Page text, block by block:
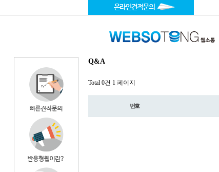
Q&A
Total 0건 1 페이지
번호